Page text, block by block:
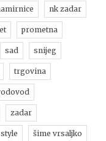
nk zadar
prometna
sad snijeg
trgovina
zadar
šime vrsaljko